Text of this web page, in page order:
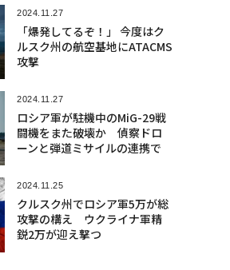
2024.11.27
「爆発してるぞ！」 今度はク
ルスク州の航空基地にATACMS
攻撃
2024.11.27
ロシア軍が駐機中のMiG-29戦
闘機をまた破壊か 偵察ドロ
ーンと弾道ミサイルの連携で
2024.11.25
クルスク州でロシア軍5万が総
攻撃の構え ウクライナ軍精
鋭2万が迎え撃つ